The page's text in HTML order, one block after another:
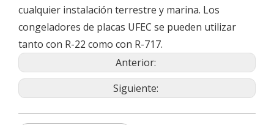
cualquier instalación terrestre y marina. Los
congeladores de placas UFEC se pueden utilizar
tanto con R-22 como con R-717.
Anterior:
Siguiente: